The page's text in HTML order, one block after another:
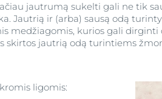
jautrumą sukelti gali ne tik
Jautrią ir (arba) sausą odą
medžiagomis, kurios gali dirginti
skirtos jautrią odą turintiems
ligomis: